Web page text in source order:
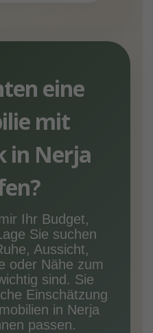
eine
mit
in Nerja
Ihr Budget,
Sie suchen
Aussicht,
oder Nähe zum
sind. Sie
Einschätzung
in Nerja
passen.